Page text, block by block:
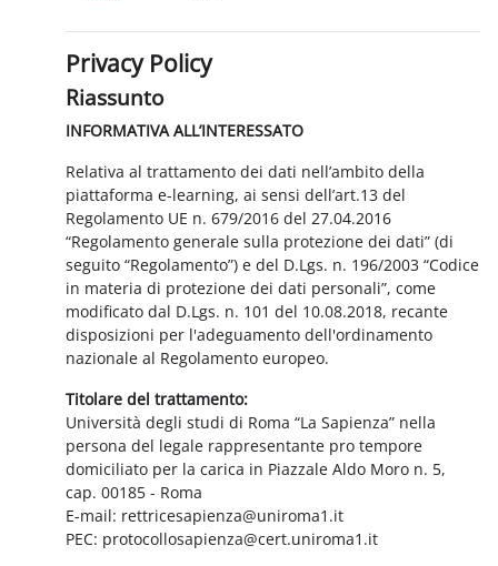
Privacy Policy
Riassunto
INFORMATIVA ALL’INTERESSATO
Relativa al trattamento dei dati nell’ambito della
piattaforma e-learning, ai sensi dell’art.13 del
Regolamento UE n. 679/2016 del 27.04.2016
“Regolamento generale sulla protezione dei dati” (di
seguito “Regolamento”) e del D.Lgs. n. 196/2003 “Codice
in materia di protezione dei dati personali”, come
modificato dal D.Lgs. n. 101 del 10.08.2018, recante
disposizioni per l'adeguamento dell'ordinamento
nazionale al Regolamento europeo.
Titolare del trattamento:
Università degli studi di Roma “La Sapienza” nella
persona del legale rappresentante pro tempore
domiciliato per la carica in Piazzale Aldo Moro n. 5,
cap. 00185 - Roma
E-mail: rettricesapienza@uniroma1.it
PEC: protocollosapienza@cert.uniroma1.it